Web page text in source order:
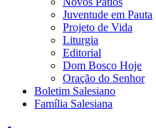
Juventude em Pauta
Projeto de Vida
Liturgia
Editorial
Dom Bosco Hoje
Oração do Senhor
Boletim Salesiano
Família Salesiana